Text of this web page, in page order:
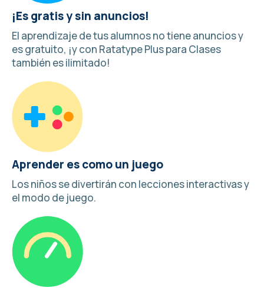
¡Es gratis y sin anuncios!
El aprendizaje de tus alumnos no tiene anuncios y
es gratuito, ¡y con Ratatype Plus para Clases
también es ilimitado!
Aprender es como un juego
Los niños se divertirán con lecciones interactivas y
el modo de juego.